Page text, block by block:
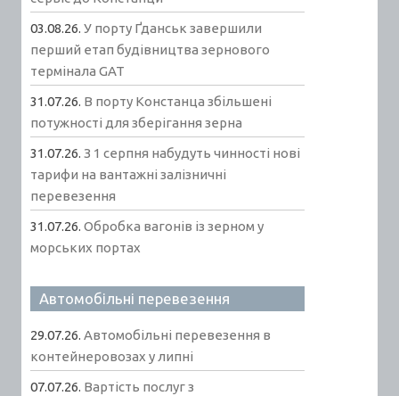
03.08.26. У порту Ґданськ завершили
перший етап будівництва зернового
термінала GAT
31.07.26. В порту Констанца збільшені
потужності для зберігання зерна
31.07.26. З 1 серпня набудуть чинності нові
тарифи на вантажні залізничні
перевезення
31.07.26. Обробка вагонів із зерном у
морських портах
Автомобільні перевезення
29.07.26. Автомобільні перевезення в
контейнеровозах у липні
07.07.26. Вартість послуг з